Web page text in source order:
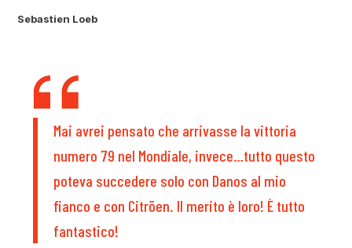
Sebastien Loeb
Mai avrei pensato che arrivasse la vittoria
numero 79 nel Mondiale, invece…tutto questo
poteva succedere solo con Danos al mio
fianco e con Citröen. Il merito è loro! È tutto
fantastico!